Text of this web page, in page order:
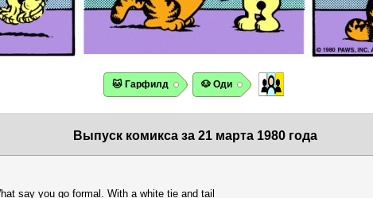
🐱 Гарфилд 🐶 Оди
Выпуск комикса за 21 марта 1980 года
say you go formal. With a white tie and tail